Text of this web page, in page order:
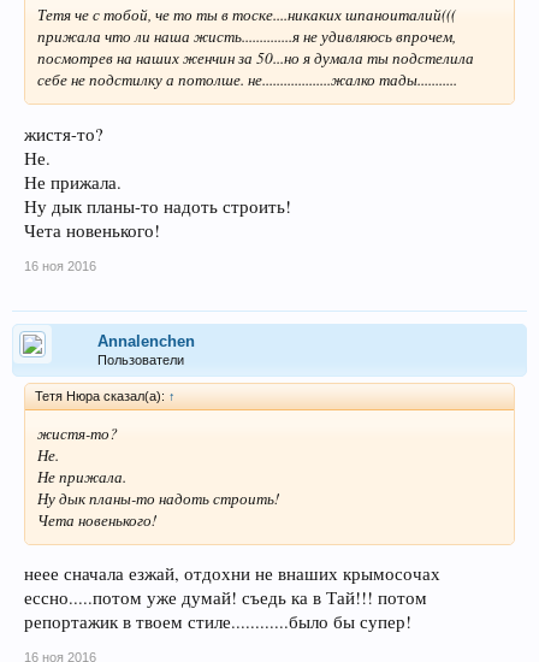
Тетя че с тобой, че то ты в тоске....никаких шпаноиталий(((
прижала что ли наша жисть..............я не удивляюсь впрочем,
посмотрев на наших женчин за 50...но я думала ты подстелила
себе не подстилку а потолше. не...................жалко тады...........
жистя-то?
Не.
Не прижала.
Ну дык планы-то надоть строить!
Чета новенького!
16 ноя 2016
Annalenchen
Пользователи
Тетя Нюра сказал(а): ↑
жистя-то?
Не.
Не прижала.
Ну дык планы-то надоть строить!
Чета новенького!
неее сначала езжай, отдохни не внаших крымосочах
ессно.....потом уже думай! съедь ка в Тай!!! потом
репортажик в твоем стиле............было бы супер!
16 ноя 2016